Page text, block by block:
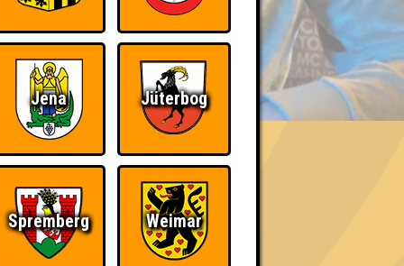
UNS
«
Jena Jüterbog
Spremberg Weimar